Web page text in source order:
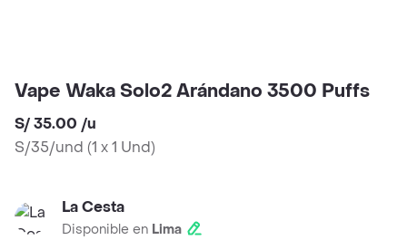
Vape Waka Solo2 Arándano 3500 Puffs
S/ 35.00 /u
S/35/und (1 x 1 Und)
La Cesta
Disponible en Lima